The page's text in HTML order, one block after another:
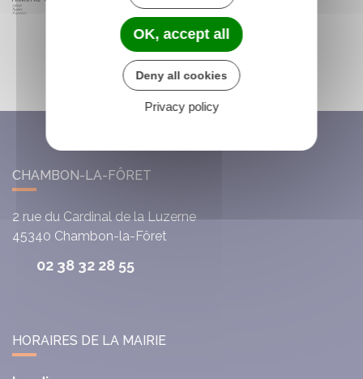
CHAMBON-LA-FÔRET
2 rue du Cardinal de la Luzerne
45340 Chambon-la-Fôret
02 38 32 28 55
HORAIRES DE LA MAIRIE
OK, accept all
Deny all cookies
Privacy policy